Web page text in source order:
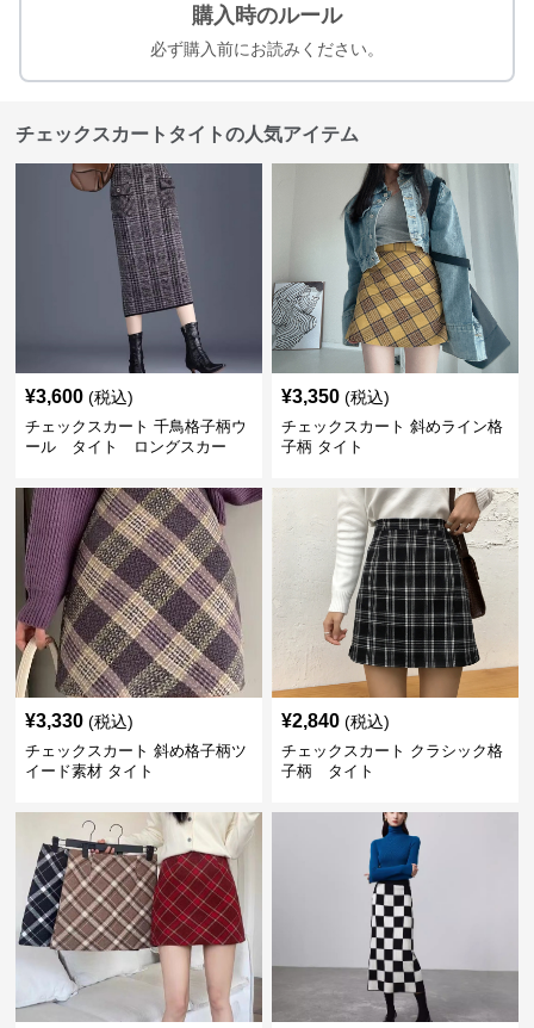
購入時のルール
必ず購入前にお読みください。
チェックスカートタイトの人気アイテム
¥3,600 (税込)
チェックスカート 千鳥格子柄ウ
ール タイト ロングスカー
¥3,350 (税込)
チェックスカート 斜めライン格
子柄 タイト
¥3,330 (税込)
チェックスカート 斜め格子柄ツ
イード素材 タイト
¥2,840 (税込)
チェックスカート クラシック格
子柄 タイト